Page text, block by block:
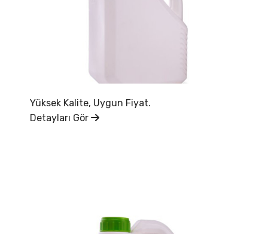
Yüksek Kalite, Uygun Fiyat.
Detayları Gör